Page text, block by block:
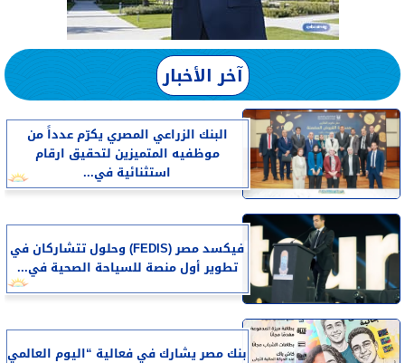
آخر الأخبار
البنك الزراعي المصري يكرّم عدداً من
موظفيه المتميزين لتحقيق ارقام
استثنائية في...
فيكسد مصر (FEDIS) وحلول تتشاركان في
تطوير أول منصة للسياحة الصحية في...
بنك مصر يشارك في فعالية “اليوم العالمي